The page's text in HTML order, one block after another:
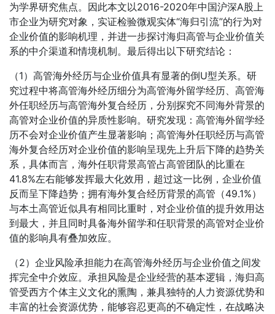
为学界研究焦点。因此本文以2016-2020年中国沪深A股上
市企业为研究对象，实证检验微观实体“海归引流”的行为对
企业价值的影响机理，并进一步探讨海归高管与企业价值关
系的中介渠道和情境机制。最后得出以下研究结论：
（1）高管海外经历与企业价值具有显著的倒U型关系。研
究过程中将高管海外经历细分为高管海外留学经历、高管海
外任职经历与高管海外复合经历，分别探究不同海外背景的
高管对企业价值的异质性影响。研究发现：高管海外留学经
历不会对企业价值产生显著影响；高管海外任职经历与高管
海外复合经历对企业价值的影响呈现先上升后下降的趋势关
系，具体而言，海外任职背景高管占高管团队的比重在
41.8%左右能够发挥最大化效用，超过这一比例，企业价值
反而呈下降趋势；拥有海外复合经历背景的高管（49.1%）
与本土高管近似具有相同比重时，对企业价值的提升效用达
到最大，并且同时具备海外留学和任职背景的高管对企业价
值的影响具有叠加效应。
（2）企业风险承担能力在高管海外经历与企业价值之间发
挥完全中介效应。承担风险是企业经营的基本逻辑，海归高
管受西方个体主义文化的熏陶，兼具独特的人力资源优势和
丰富的社会资源优势，能够容忍更高的不确定性，在战略决